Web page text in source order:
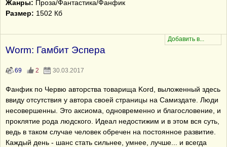
Жанры: Проза/Фантастика/Фанфик
Размер: 1502 Кб
Worm: Гамбит Эспера
69 2 30.03.2017
Фанфик по Червю авторства товарища Kord, выложенный здесь
ввиду отсутствия у автора своей страницы на Самиздате. Люди
несовершенны. Это аксиома, одновременно и благословение, и
проклятие рода людского. Идеал недостижим и в этом вся суть,
ведь в таком случае человек обречен на постоянное развитие.
Каждый день - шанс стать сильнее, умнее, лучше... и всегда